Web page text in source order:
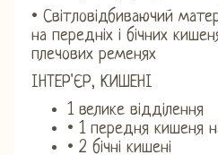
• Світловідбиваючий
на передніх і бічних
плечових ременях
ІНТЕР'ЄР, КИШЕНІ
1 велике відділення
• 1 передня кишеня
• 2 бічні кишені